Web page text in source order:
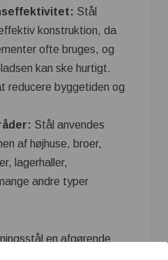
Stål
konstruktion, da
ofte bruges, og
kan ske hurtigt.
reducere byggetiden og
Stål anvendes
af højhuse, broer,
lagerhaller,
andre typer
en afgørende